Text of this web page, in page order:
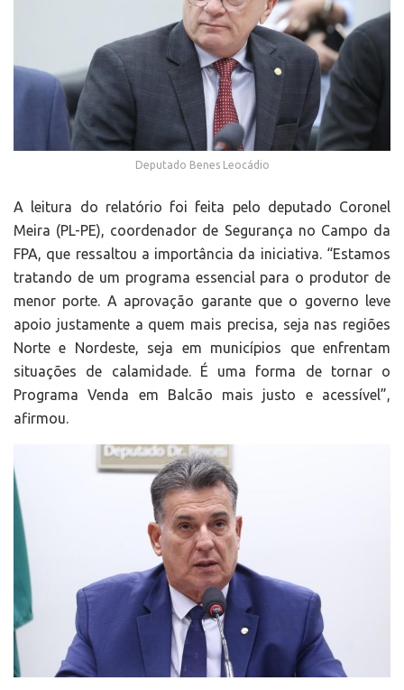
Deputado Benes Leocádio
A leitura do relatório foi feita pelo deputado Coronel
Meira (PL-PE), coordenador de Segurança no Campo da
FPA, que ressaltou a importância da iniciativa. “Estamos
tratando de um programa essencial para o produtor de
menor porte. A aprovação garante que o governo leve
apoio justamente a quem mais precisa, seja nas regiões
Norte e Nordeste, seja em municípios que enfrentam
situações de calamidade. É uma forma de tornar o
Programa Venda em Balcão mais justo e acessível”,
afirmou.